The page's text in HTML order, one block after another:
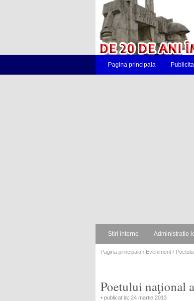
Pagina principala
Stiri interne Administratie
Pagina principala / Eveniment /
Poetului naţional
• publicat la: 24 martie 2013